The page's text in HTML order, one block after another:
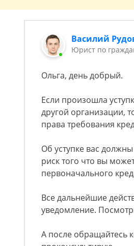
Василий
Юрист по
Ольга, день добрый.
Если произошла
другой организации,
права требования
Об уступке вас
риск того что вы
первоначального
Все дальнейшие
уведомление.
А после обращайтесь